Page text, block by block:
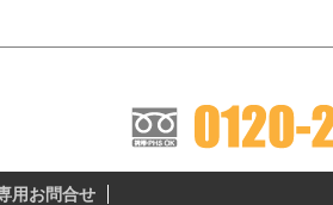
用お問合せ